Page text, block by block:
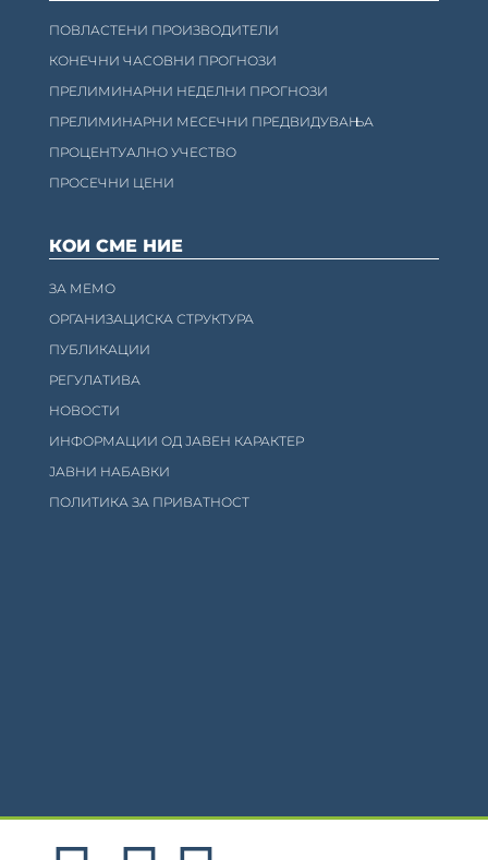
ПОВЛАСТЕНИ ПРОИЗВОДИТЕЛИ
КОНЕЧНИ ЧАСОВНИ ПРОГНОЗИ
ПРЕЛИМИНАРНИ НЕДЕЛНИ ПРОГНОЗИ
ПРЕЛИМИНАРНИ МЕСЕЧНИ ПРЕДВИДУВАЊА
ПРОЦЕНТУАЛНО УЧЕСТВО
ПРОСЕЧНИ ЦЕНИ
КОИ СМЕ НИЕ
ЗА МЕМО
ОРГАНИЗАЦИСКА СТРУКТУРА
ПУБЛИКАЦИИ
РЕГУЛАТИВА
НОВОСТИ
ИНФОРМАЦИИ ОД ЈАВЕН КАРАКТЕР
ЈАВНИ НАБАВКИ
ПОЛИТИКА ЗА ПРИВАТНОСТ